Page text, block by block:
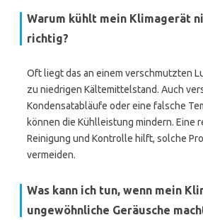
Warum kühlt mein Klimagerät
richtig?
Oft liegt das an einem verschmutzten
zu niedrigen Kältemittelstand. Auch
Kondensatabläufe oder eine falsche
können die Kühlleistung mindern. Eine
Reinigung und Kontrolle hilft, solche
vermeiden.
Was kann ich tun, wenn mein
ungewöhnliche Geräusche